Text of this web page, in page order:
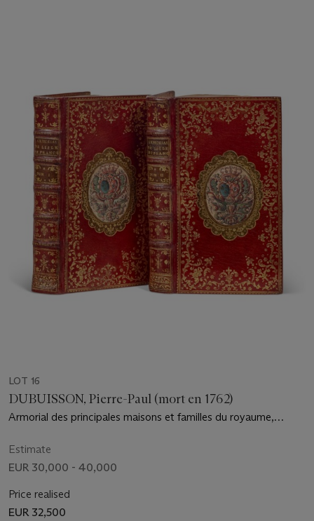
LOT 16
DUBUISSON, Pierre-Paul (mort en 1762)
Armorial des principales maisons et familles du royaume,
l'explication de tous les blasons, par M. Dubuisson. Ouvrage
enrichi de près de quatre mille écussons gravés en taille-douce.
Gras, 1757
Estimate
EUR 30,000 - 40,000
Price realised
EUR 32,500